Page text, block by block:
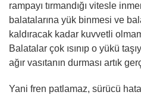
rampayı tırmandığı vitesle
balatalarına yük binmesi ve
kaldıracak kadar kuvvetli
Balatalar çok ısınıp o yükü
ağır vasıtanın durması artık
Yani fren patlamaz, sürücü